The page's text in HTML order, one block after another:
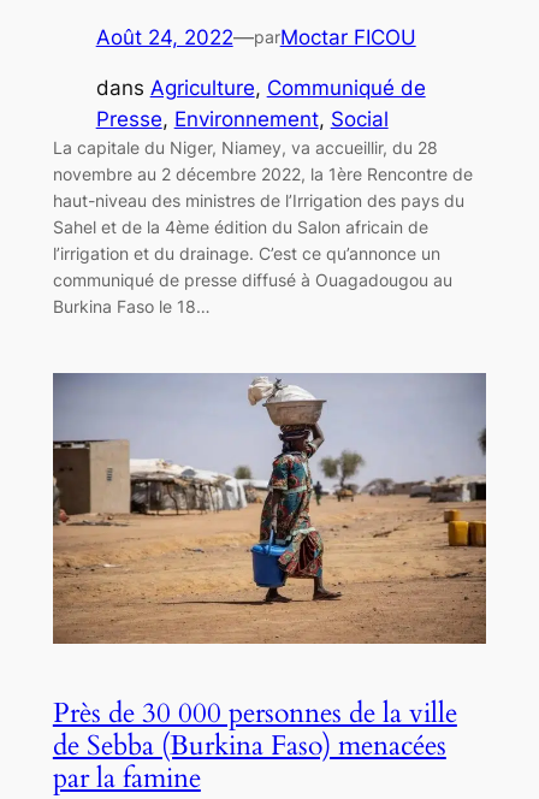
Août 24, 2022—parMoctar FICOU
dans Agriculture, Communiqué de
Presse, Environnement, Social
La capitale du Niger, Niamey, va accueillir, du 28
novembre au 2 décembre 2022, la 1ère Rencontre de
haut-niveau des ministres de l’Irrigation des pays du
Sahel et de la 4ème édition du Salon africain de
l’irrigation et du drainage. C’est ce qu’annonce un
communiqué de presse diffusé à Ouagadougou au
Burkina Faso le 18…
Près de 30 000 personnes de la ville
de Sebba (Burkina Faso) menacées
par la famine